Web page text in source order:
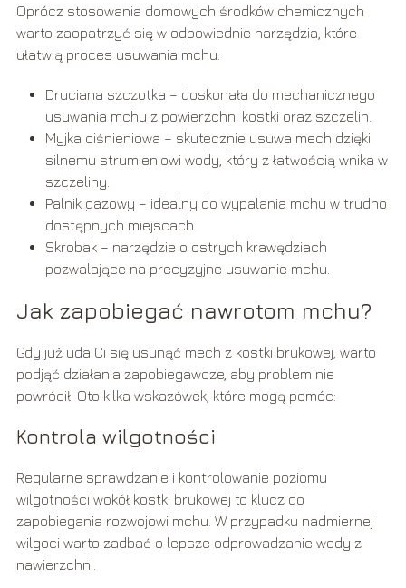
Oprócz stosowania domowych środków chemicznych
warto zaopatrzyć się w odpowiednie narzędzia, które
ułatwią proces usuwania mchu:
Druciana szczotka – doskonała do mechanicznego
usuwania mchu z powierzchni kostki oraz szczelin.
Myjka ciśnieniowa – skutecznie usuwa mech dzięki
silnemu strumieniowi wody, który z łatwością wnika w
szczeliny.
Palnik gazowy – idealny do wypalania mchu w trudno
dostępnych miejscach.
Skrobak – narzędzie o ostrych krawędziach
pozwalające na precyzyjne usuwanie mchu.
Jak zapobiegać nawrotom mchu?
Gdy już uda Ci się usunąć mech z kostki brukowej, warto
podjąć działania zapobiegawcze, aby problem nie
powrócił. Oto kilka wskazówek, które mogą pomóc:
Kontrola wilgotności
Regularne sprawdzanie i kontrolowanie poziomu
wilgotności wokół kostki brukowej to klucz do
zapobiegania rozwojowi mchu. W przypadku nadmiernej
wilgoci warto zadbać o lepsze odprowadzanie wody z
nawierzchni.